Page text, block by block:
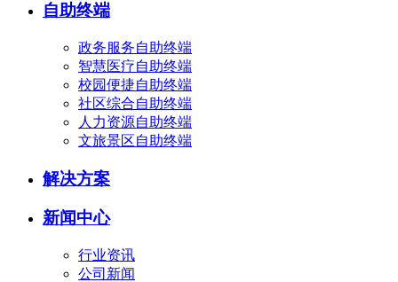
自助终端
政务服务自助终端
智慧医疗自助终端
校园便捷自助终端
社区综合自助终端
人力资源自助终端
文旅景区自助终端
解决方案
新闻中心
行业资讯
公司新闻